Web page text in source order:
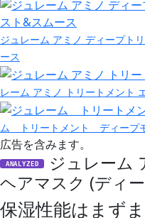
ジュレーム アミノ ディープト
ース
レーム アミノ トリートメント
ム トリートメント ディープ
広告を含みます。
ANALYZED
ジュレーム
ヘアマスク (ディ
保湿性能はまず